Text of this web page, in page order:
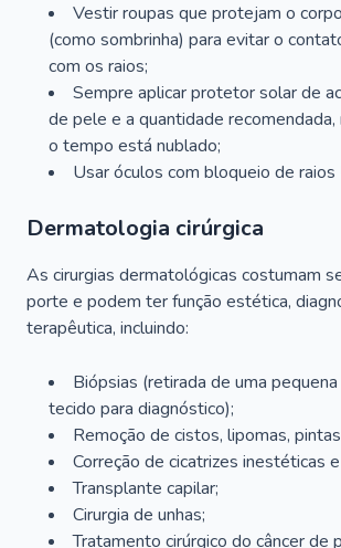
Vestir roupas que protejam o
(como sombrinha) para evitar o
com os raios;
Sempre aplicar protetor solar de
de pele e a quantidade
o tempo está nublado;
Usar óculos com bloqueio de raios
Dermatologia cirúrgica
As cirurgias dermatológicas costumam
porte e podem ter função estética,
terapêutica, incluindo:
Biópsias (retirada de uma
tecido para diagnóstico);
Remoção de cistos, lipomas,
Correção de cicatrizes inestéticas
Transplante capilar;
Cirurgia de unhas;
Tratamento cirúrgico do câncer de